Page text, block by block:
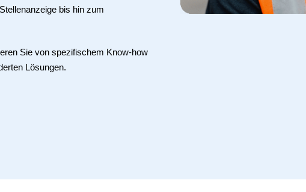
bis hin zum
Sie von spezifischem Know-how
Lösungen.